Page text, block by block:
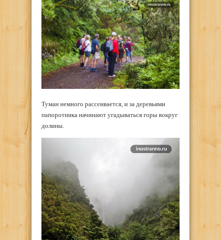
Туман немного рассеивается, и за деревьями
папоротника начинают угадываться горы вокруг
долины.